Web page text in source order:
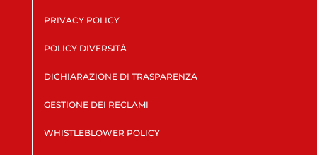
PRIVACY POLICY
POLICY DIVERSITÀ
DICHIARAZIONE DI TRASPARENZA
GESTIONE DEI RECLAMI
WHISTLEBLOWER POLICY